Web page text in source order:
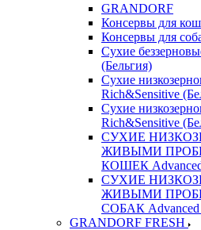
GRANDORF
Консервы для
Консервы для
Сухие
(Бельгия)
Сухие
Rich&Sensitive
Сухие
Rich&Sensitive
СУХИЕ
ЖИВЫМИ
КОШЕК Advanced
СУХИЕ
ЖИВЫМИ
СОБАК Advanced
GRANDORF FRESH